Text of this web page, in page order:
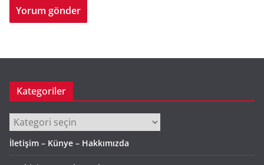
Kategoriler
Kategoriler
İletişim – Künye – Hakkımızda